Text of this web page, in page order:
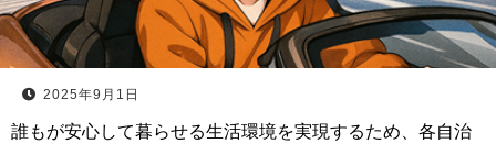
2025年9月1日
誰もが安心して暮らせる生活環境を実現するため、各自治